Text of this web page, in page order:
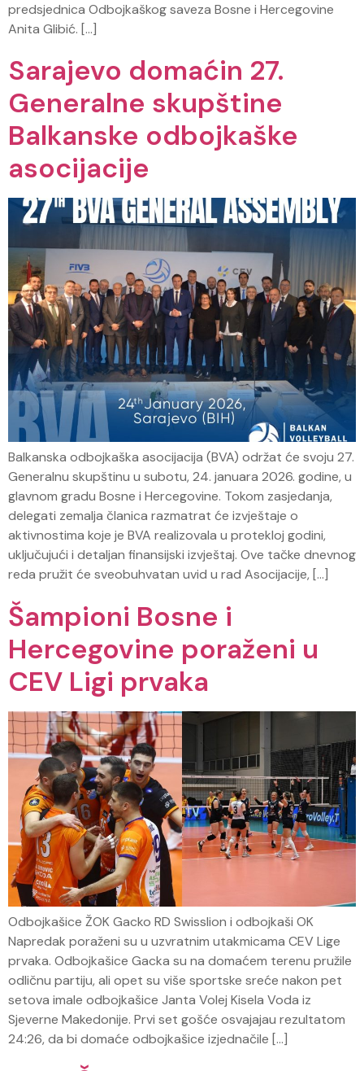
predsjednica Odbojkaškog saveza Bosne i Hercegovine
Anita Glibić. […]
Sarajevo domaćin 27.
Generalne skupštine
Balkanske odbojkaške
asocijacije
Balkanska odbojkaška asocijacija (BVA) održat će svoju 27.
Generalnu skupštinu u subotu, 24. januara 2026. godine, u
glavnom gradu Bosne i Hercegovine. Tokom zasjedanja,
delegati zemalja članica razmatrat će izvještaje o
aktivnostima koje je BVA realizovala u protekloj godini,
uključujući i detaljan finansijski izvještaj. Ove tačke dnevnog
reda pružit će sveobuhvatan uvid u rad Asocijacije, […]
Šampioni Bosne i
Hercegovine poraženi u
CEV Ligi prvaka
Odbojkašice ŽOK Gacko RD Swisslion i odbojkaši OK
Napredak poraženi su u uzvratnim utakmicama CEV Lige
prvaka. Odbojkašice Gacka su na domaćem terenu pružile
odličnu partiju, ali opet su više sportske sreće nakon pet
setova imale odbojkašice Janta Volej Kisela Voda iz
Sjeverne Makedonije. Prvi set gošće osvajajau rezultatom
24:26, da bi domaće odbojkašice izjednačile […]